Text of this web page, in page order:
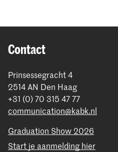
Contact
Prinsessegracht 4
2514 AN Den Haag
+31 (0) 70 315 47 77
communication@kabk.nl
Graduation Show 2026
Start je aanmelding hier